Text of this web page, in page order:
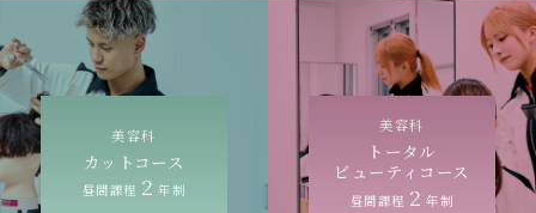
美容科
カットコース
昼間課程 2 年制
美容科
トータル
ビューティコース
昼間課程 2 年制